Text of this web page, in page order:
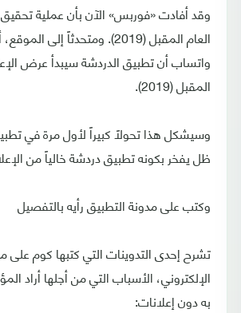
وقد أفادت «فوربس» الآن بأن عملية تحقيق
العام المقبل (2019). ومتحدثاً
واتساب أن تطبيق الدردشة سيبدأ عرض
المقبل (2019).
وسيشكل هذا تحولاً كبيراً لأول مرة في
ظل يفخر بكونه تطبيق دردشة خالياً من
وكتب على مدونة التطبيق رأيه بالتفصيل
تشرح إحدى التدوينات التي كتبها كوم
الإلكتروني، الأسباب التي من أجلها أراد
به دون إعلانات: